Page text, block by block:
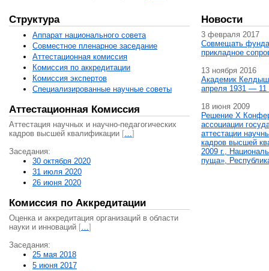
Структура
Аппарат национального совета
Совместное пленарное заседание
Аттестационная комисcия
Комиссия по аккредитации
Комиссия экспертов
Специализированные научные советы
Аттестационная Комиссия
Аттестация научных и научно-педагогических
кадров высшей квалификации […]
Заседания:
30 октября 2020
31 июля 2020
26 июня 2020
Комиссия по Аккредитации
Оценка и аккредитация организаций в области
науки и инноваций […]
Заседания:
25 мая 2018
5 июня 2017
Новости
3 февраля 2017
Совмещать
прикладное
13 ноября 2016
Академик
апреля 1931 — 11
18 июня 2009
Решение X
ассоциации
аттестации
кадров высшей
2009 г.,
пуща»,